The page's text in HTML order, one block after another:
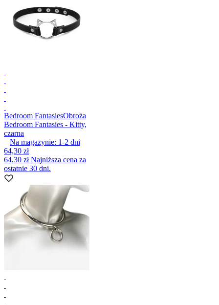
Bedroom FantasiesObroża
Bedroom Fantasies - Kitty,
czarna
Na magazynie: 1-2 dni
64,30 zł
64,30 złNajniższa cena za
ostatnie 30 dni.